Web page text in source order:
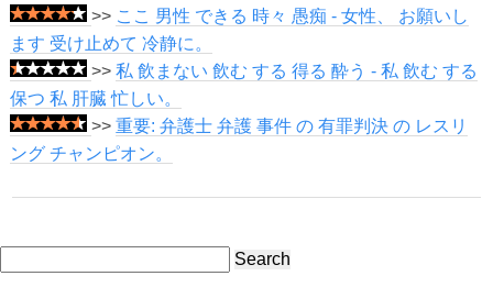
>> ここ 男性 できる 時々 愚痴 - 女性、 お願いし
ます 受け止めて 冷静に。
>> 私 飲まない 飲む する 得る 酔う - 私 飲む する
保つ 私 肝臓 忙しい。
>> 重要: 弁護士 弁護 事件 の 有罪判決 の レスリ
ング チャンピオン。
Search